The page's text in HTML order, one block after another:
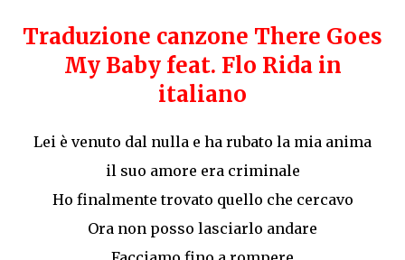
Traduzione canzone There Goes
My Baby feat. Flo Rida in
italiano
Lei è venuto dal nulla e ha rubato la mia anima
il suo amore era criminale
Ho finalmente trovato quello che cercavo
Ora non posso lasciarlo andare